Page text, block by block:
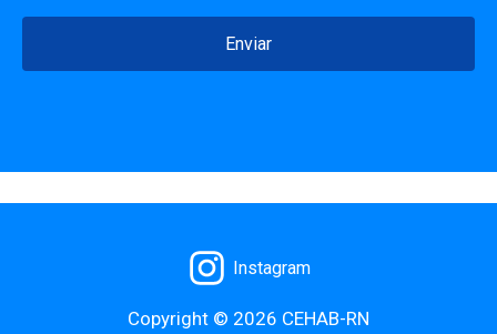
Enviar
Instagram
Copyright © 2026 CEHAB-RN